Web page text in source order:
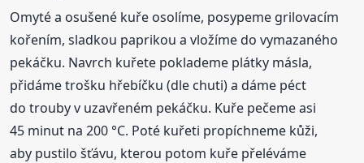
Omyté a osušené kuře osolíme, posypeme grilovacím
kořením, sladkou paprikou a vložíme do vymazaného
pekáčku. Navrch kuřete poklademe plátky másla,
přidáme trošku hřebíčku (dle chuti) a dáme péct
do trouby v uzavřeném pekáčku. Kuře pečeme asi
45 minut na 200 °C. Poté kuřeti propíchneme kůži,
aby pustilo šťávu, kterou potom kuře přeléváme